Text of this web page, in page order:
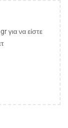
για να είστε